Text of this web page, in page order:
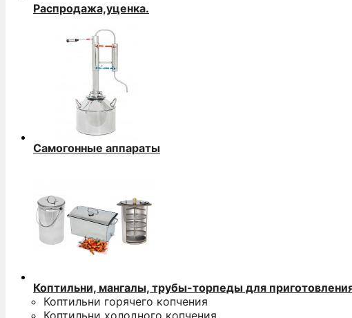
Распродажа,уценка.
Самогонные аппараты
Коптильни, мангалы, трубы-торпеды для
Коптильни горячего копчения
Коптильни холодного копчения